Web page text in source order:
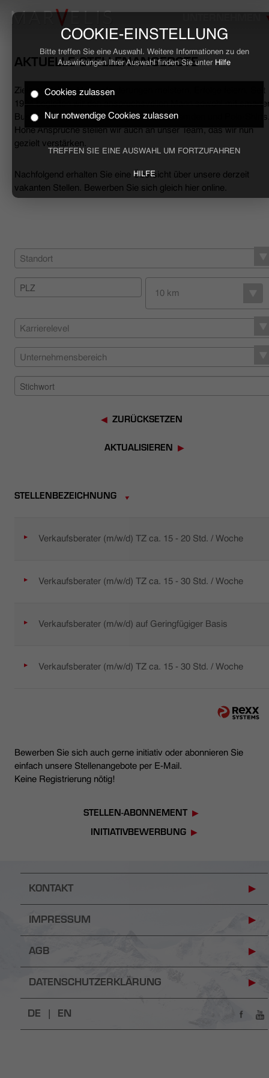
COOKIE-EINSTELLUNG
Bitte treffen Sie eine Auswahl. Weitere Informationen zu den
Auswirkungen Ihrer Auswahl finden Sie unter Hilfe
Cookies zulassen
Nur notwendige Cookies zulassen
TREFFEN SIE EINE AUSWAHL UM FORTZUFAHREN
HILFE
HOME
BUSINESS
UNTERNEHMEN
NACHHALTIGKEIT
HÄNDLERSUCHE
AKTUELLE STELLENANGEBOTE
Ziele erreichen, Herausforderungen meistern, Erfolge feiern. Seit
1994 begleiten wir den anspruchsvollen Mann sowohl mit
Business- als auch mit lässigen Casual-Hemden und Polo-
Hohe Ansprüche stellen wir auch an unser Team, das wir nun
gezielt verstärken.
Nachfolgend erhalten Sie eine Übersicht über unsere derzeit
vakanten Stellen. Bewerben Sie sich gleich hier online.
Standort
10 km
Karrierelevel
Unternehmensbereich
ZURÜCKSETZEN
AKTUALISIEREN
STELLENBEZEICHNUNG
Verkaufsberater (m/w/d) TZ ca. 15 - 20 Std. / Woche
Verkaufsberater (m/w/d) TZ ca. 15 - 30 Std. / Woche
Verkaufsberater (m/w/d) auf Geringfügiger Basis
Verkaufsberater (m/w/d) TZ ca. 15 - 30 Std. / Woche
Bewerben Sie sich auch gerne initiativ oder abonnieren Sie
einfach unsere Stellenangebote per E-Mail.
Keine Registrierung nötig!
STELLEN-ABONNEMENT
INITIATIVBEWERBUNG
KONTAKT
IMPRESSUM
AGB
DATENSCHUTZERKLÄRUNG
DE | EN